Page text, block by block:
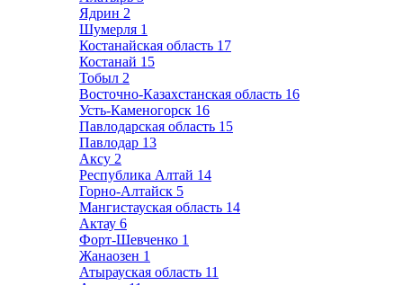
Ядрин 2
Шумерля 1
Костанайская область 17
Костанай 15
Тобыл 2
Восточно-Казахстанская область 16
Усть-Каменогорск 16
Павлодарская область 15
Павлодар 13
Аксу 2
Республика Алтай 14
Горно-Алтайск 5
Мангистауская область 14
Актау 6
Форт-Шевченко 1
Жанаозен 1
Атырауская область 11